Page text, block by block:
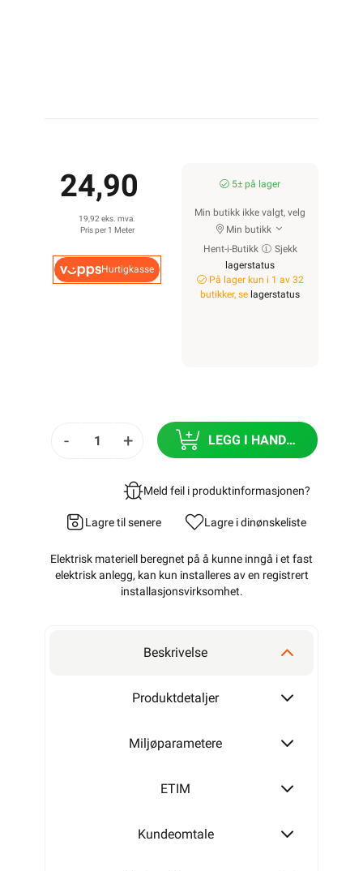
24,90
19,92 eks. mva.
Pris per 1 Meter
Hurtigkasse
5± på lager
Min butikk ikke valgt, velg
Min butikk
Hent-i-Butikk
Sjekk
lagerstatus
På lager kun i 1 av 32
butikker, se lagerstatus
- + LEGG I HANDLEKURV
Meld feil i produktinformasjonen?
Lagre til senere Lagre i dinønskeliste
Elektrisk materiell beregnet på å kunne inngå i et fast
elektrisk anlegg, kan kun installeres av en registrert
installasjonsvirksomhet.
Beskrivelse
Produktdetaljer
Miljøparametere
ETIM
Kundeomtale